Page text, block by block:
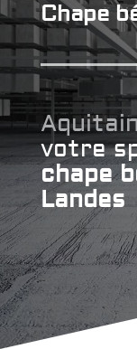
Chape
votre
chape
Landes